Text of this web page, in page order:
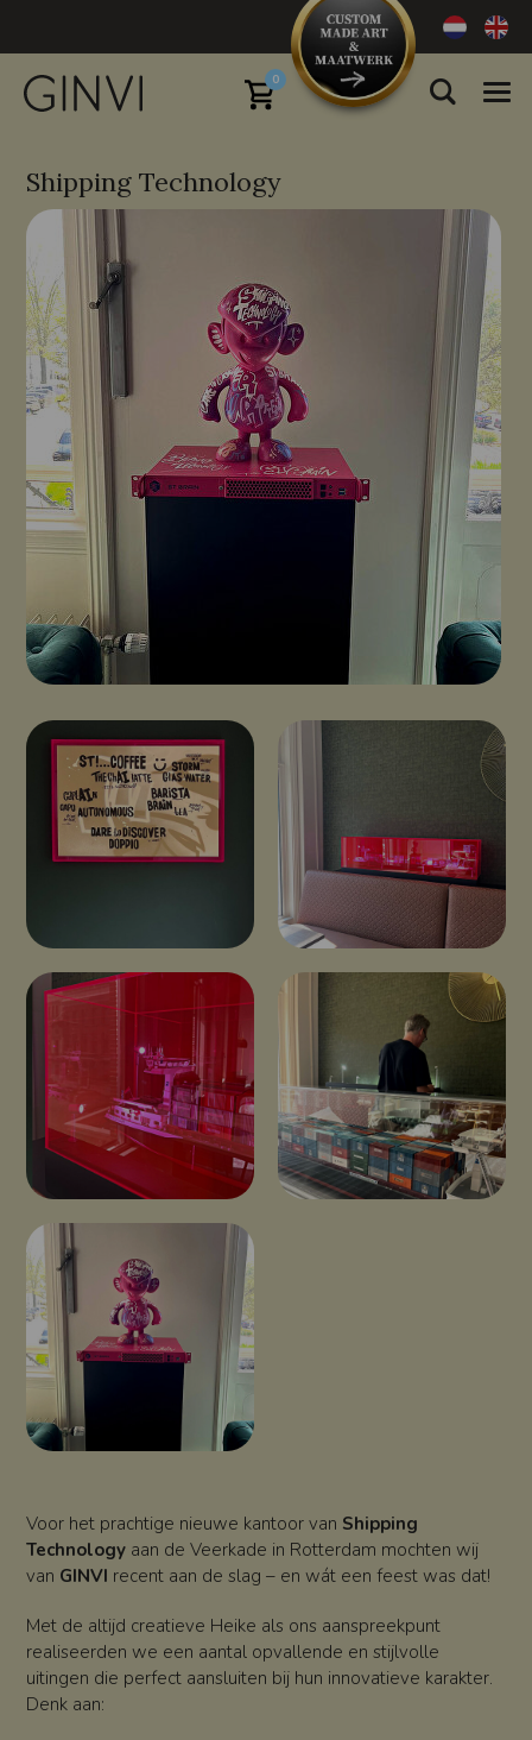
0
Shipping Technology
Voor het prachtige nieuwe kantoor van Shipping
Technology aan de Veerkade in Rotterdam mochten wij
van GINVI recent aan de slag – en wát een feest was dat!
Met de altijd creatieve Heike als ons aanspreekpunt
realiseerden we een aantal opvallende en stijlvolle
uitingen die perfect aansluiten bij hun innovatieve karakter.
Denk aan: